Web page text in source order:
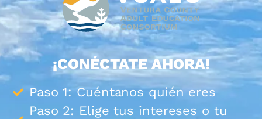
¡CONÉCTATE AHORA!
Paso 1: Cuéntanos quién eres
Paso 2: Elige tus intereses o tu